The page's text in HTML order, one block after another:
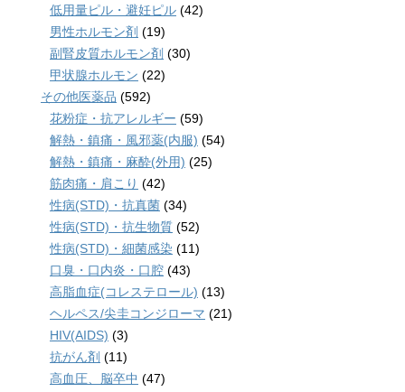
低用量ピル・避妊ピル (42)
男性ホルモン剤 (19)
副腎皮質ホルモン剤 (30)
甲状腺ホルモン (22)
その他医薬品 (592)
花粉症・抗アレルギー (59)
解熱・鎮痛・風邪薬(内服) (54)
解熱・鎮痛・麻酔(外用) (25)
筋肉痛・肩こり (42)
性病(STD)・抗真菌 (34)
性病(STD)・抗生物質 (52)
性病(STD)・細菌感染 (11)
口臭・口内炎・口腔 (43)
高脂血症(コレステロール) (13)
ヘルペス/尖圭コンジローマ (21)
HIV(AIDS) (3)
抗がん剤 (11)
高血圧、脳卒中 (47)